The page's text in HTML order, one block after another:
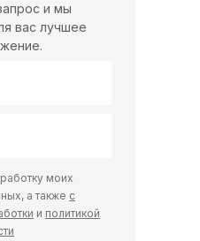
моих
а также с
и политикой
и мы
вас лучшее